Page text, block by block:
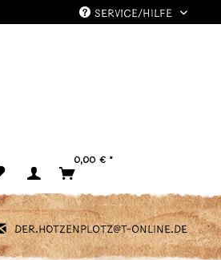
Service/Hilfe
0,00 € *
der.hotzenplotz@t-online.de